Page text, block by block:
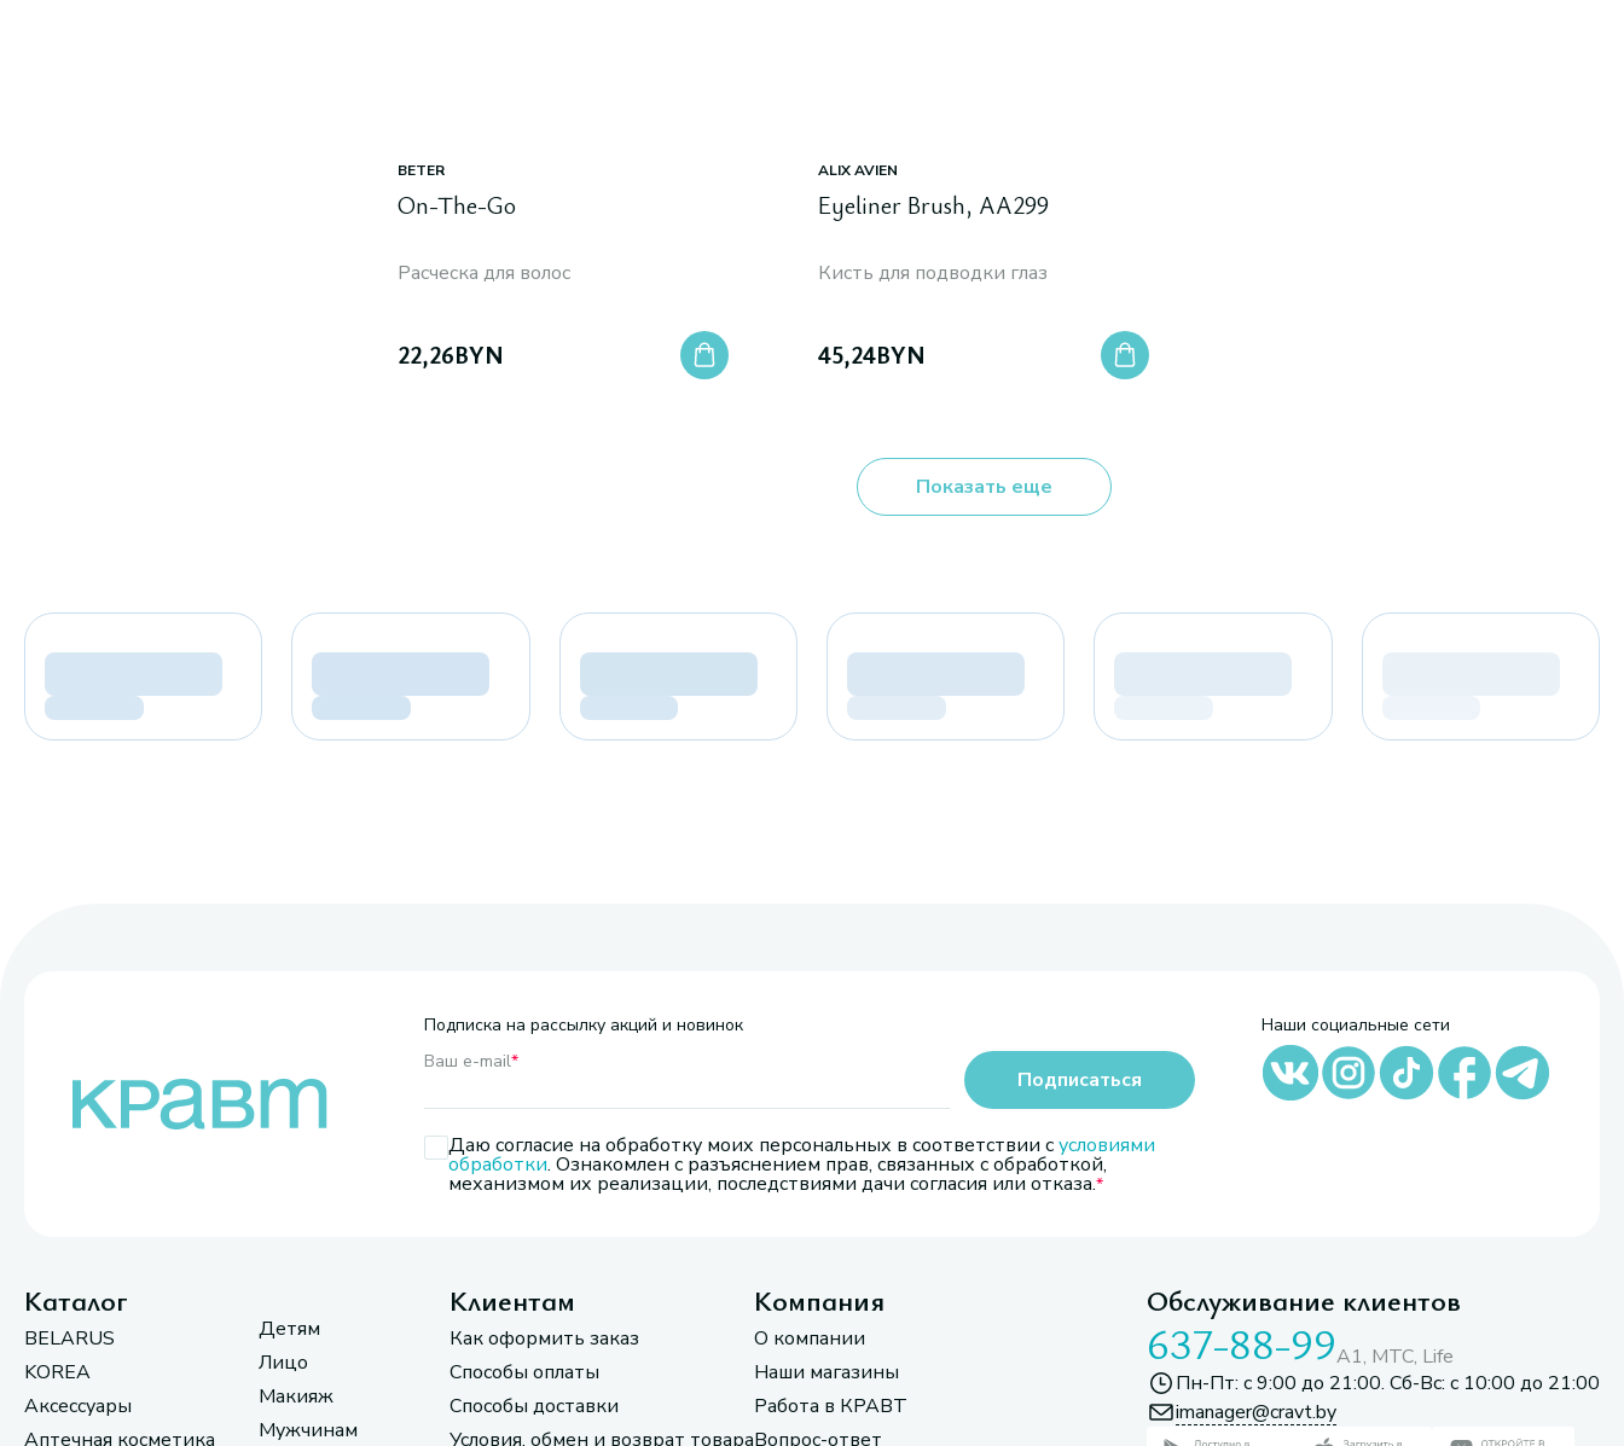
BETER
On-The-Go
Расческа для волос
22,26BYN
ALIX AVIEN
Eyeliner Brush, AA299
Кисть для подводки глаз
45,24BYN
Показать еще
Подписка на рассылку акций и новинок
Ваш e-mail*
Даю согласие на обработку моих персональных в соответствии сусловиями
обработки. Ознакомлен с разъяснением прав, связанных с обработкой,
механизмом их реализации, последствиями дачи согласия или отказа.
Подписаться
Наши социальные сети
Каталог
BELARUS
KOREA
Аксессуары
Аптечная косметика
Детям
Лицо
Макияж
Мужчинам
Клиентам
Как оформить заказ
Способы оплаты
Способы доставки
Условия, обмен и возврат товара
Компания
О компании
Наши магазины
Работа в КРАВТ
Вопрос-ответ
Обслуживание клиентов
637-88-99A1, МТС, Life
Пн-Пт: с 9:00 до 21:00. Сб-Вс: с 10:00 до 21:00
imanager@cravt.by